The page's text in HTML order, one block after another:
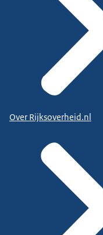
Over Rijksoverheid.nl